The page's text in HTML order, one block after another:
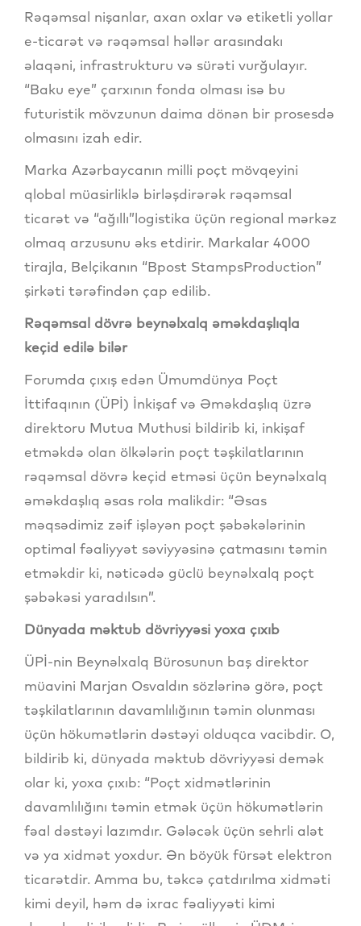
Rəqəmsal nişanlar, axan oxlar və etiketli yollar
e-ticarət və rəqəmsal həllər arasındakı
əlaqəni, infrastrukturu və sürəti vurğulayır.
“Baku eye” çarxının fonda olması isə bu
futuristik mövzunun daima dönən bir prosesdə
olmasını izah edir.
Marka Azərbaycanın milli poçt mövqeyini
qlobal müasirliklə birləşdirərək rəqəmsal
ticarət və “ağıllı”logistika üçün regional mərkəz
olmaq arzusunu əks etdirir. Markalar 4000
tirajla, Belçikanın “Bpost StampsProduction”
şirkəti tərəfindən çap edilib.
Rəqəmsal dövrə beynəlxalq əməkdaşlıqla
keçid edilə bilər
Forumda çıxış edən Ümumdünya Poçt
İttifaqının (ÜPİ) İnkişaf və Əməkdaşlıq üzrə
direktoru Mutua Muthusi bildirib ki, inkişaf
etməkdə olan ölkələrin poçt təşkilatlarının
rəqəmsal dövrə keçid etməsi üçün beynəlxalq
əməkdaşlıq əsas rola malikdir: “Əsas
məqsədimiz zəif işləyən poçt şəbəkələrinin
optimal fəaliyyət səviyyəsinə çatmasını təmin
etməkdir ki, nəticədə güclü beynəlxalq poçt
şəbəkəsi yaradılsın”.
Dünyada məktub dövriyyəsi yoxa çıxıb
ÜPİ-nin Beynəlxalq Bürosunun baş direktor
müavini Marjan Osvaldın sözlərinə görə, poçt
təşkilatlarının davamlılığının təmin olunması
üçün hökumətlərin dəstəyi olduqca vacibdir. O,
bildirib ki, dünyada məktub dövriyyəsi demək
olar ki, yoxa çıxıb: “Poçt xidmətlərinin
davamlılığını təmin etmək üçün hökumətlərin
fəal dəstəyi lazımdır. Gələcək üçün sehrli alət
və ya xidmət yoxdur. Ən böyük fürsət elektron
ticarətdir. Amma bu, təkcə çatdırılma xidməti
kimi deyil, həm də ixrac fəaliyyəti kimi